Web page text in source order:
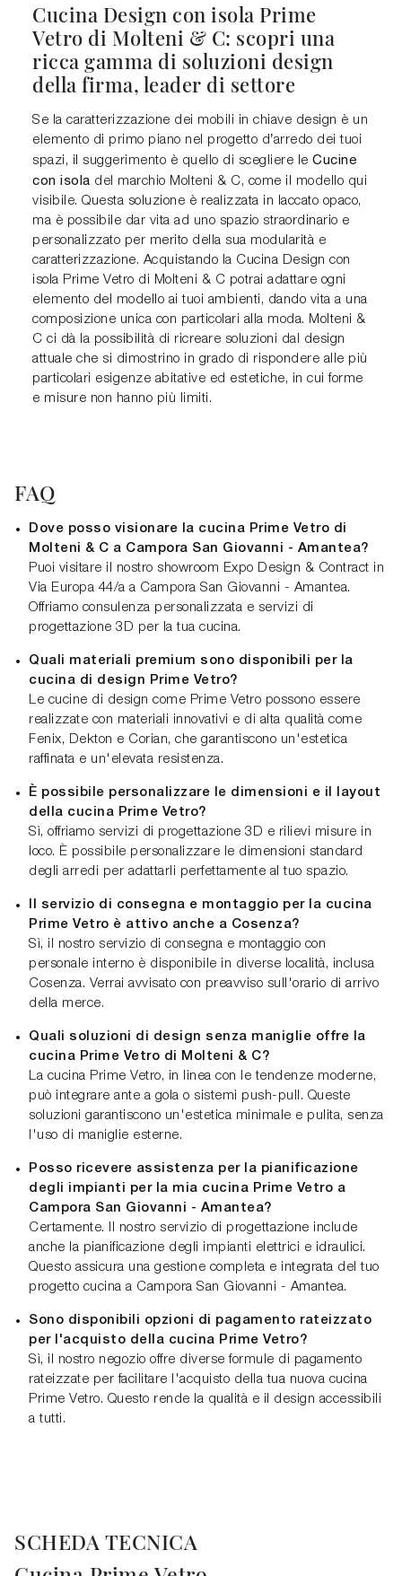
Cucina Design con isola Prime
Vetro di Molteni & C: scopri una
ricca gamma di soluzioni design
della firma, leader di settore
Se la caratterizzazione dei mobili in chiave design è un
elemento di primo piano nel progetto d’arredo dei tuoi
spazi, il suggerimento è quello di scegliere le Cucine
con isola del marchio Molteni & C, come il modello qui
visibile. Questa soluzione è realizzata in laccato opaco,
ma è possibile dar vita ad uno spazio straordinario e
personalizzato per merito della sua modularità e
caratterizzazione. Acquistando la Cucina Design con
isola Prime Vetro di Molteni & C potrai adattare ogni
elemento del modello ai tuoi ambienti, dando vita a una
composizione unica con particolari alla moda. Molteni &
C ci dà la possibilità di ricreare soluzioni dal design
attuale che si dimostrino in grado di rispondere alle più
particolari esigenze abitative ed estetiche, in cui forme
e misure non hanno più limiti.
FAQ
Dove posso visionare la cucina Prime Vetro di
Molteni & C a Campora San Giovanni - Amantea?
Puoi visitare il nostro showroom Expo Design & Contract in
Via Europa 44/a a Campora San Giovanni - Amantea.
Offriamo consulenza personalizzata e servizi di
progettazione 3D per la tua cucina.
Quali materiali premium sono disponibili per la
cucina di design Prime Vetro?
Le cucine di design come Prime Vetro possono essere
realizzate con materiali innovativi e di alta qualità come
Fenix, Dekton e Corian, che garantiscono un'estetica
raffinata e un'elevata resistenza.
È possibile personalizzare le dimensioni e il layout
della cucina Prime Vetro?
Sì, offriamo servizi di progettazione 3D e rilievi misure in
loco. È possibile personalizzare le dimensioni standard
degli arredi per adattarli perfettamente al tuo spazio.
Il servizio di consegna e montaggio per la cucina
Prime Vetro è attivo anche a Cosenza?
Sì, il nostro servizio di consegna e montaggio con
personale interno è disponibile in diverse località, inclusa
Cosenza. Verrai avvisato con preavviso sull'orario di arrivo
della merce.
Quali soluzioni di design senza maniglie offre la
cucina Prime Vetro di Molteni & C?
La cucina Prime Vetro, in linea con le tendenze moderne,
può integrare ante a gola o sistemi push-pull. Queste
soluzioni garantiscono un'estetica minimale e pulita, senza
l'uso di maniglie esterne.
Posso ricevere assistenza per la pianificazione
degli impianti per la mia cucina Prime Vetro a
Campora San Giovanni - Amantea?
Certamente. Il nostro servizio di progettazione include
anche la pianificazione degli impianti elettrici e idraulici.
Questo assicura una gestione completa e integrata del tuo
progetto cucina a Campora San Giovanni - Amantea.
Sono disponibili opzioni di pagamento rateizzato
per l'acquisto della cucina Prime Vetro?
Sì, il nostro negozio offre diverse formule di pagamento
rateizzate per facilitare l'acquisto della tua nuova cucina
Prime Vetro. Questo rende la qualità e il design accessibili
a tutti.
SCHEDA TECNICA